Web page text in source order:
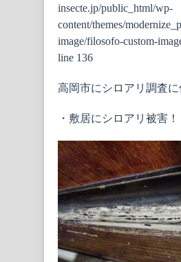
insecte.jp/public_html/wp-
content/themes/
image/filosofo-custom-
line 136
高岡市にシロアリ調査に
・敷居にシロアリ被害！